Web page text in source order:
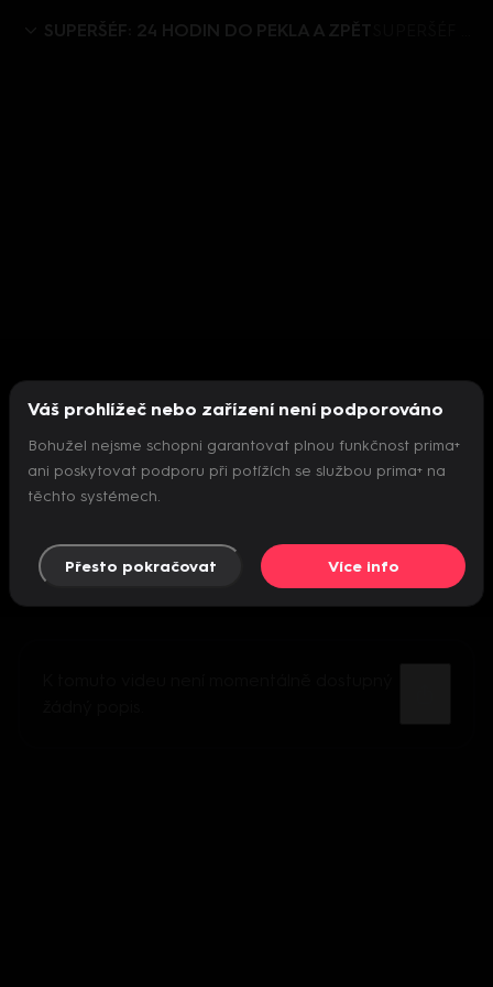
SUPERŠÉF: 24 HODIN DO PEKLA A ZPĚT
Nepodařilo se inicializovat přehrávač
Váš prohlížeč nebo zařízení není podporováno
Bohužel nejsme schopni garantovat plnou funkčnost prima+
ani poskytovat podporu při potížích se službou prima+ na
těchto systémech.
Přesto pokračovat Více info